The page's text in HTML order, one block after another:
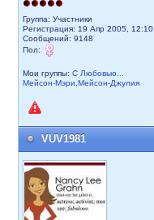
Группа: Участники
Регистрация: 19 Апр 2005, 12:10
Сообщений: 9148
Пол:
Мои группы: С Любовью...
Мейсон-Мэри,Мейсон-Джулия
VUV1981